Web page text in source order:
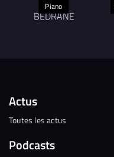
Piano
BEDRANE
Actus
Toutes les actus
Podcasts